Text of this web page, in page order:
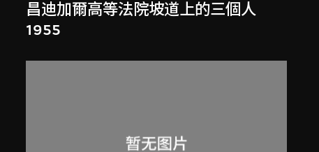
昌迪加爾高等法院坡道上的三個人
1955